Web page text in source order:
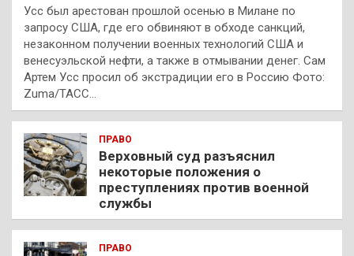
Усс был арестован прошлой осенью в Милане по
запросу США, где его обвиняют в обходе санкций,
незаконном получении военных технологий США и
венесуэльской нефти, а также в отмывании денег. Сам
Артем Усс просил об экстрадиции его в Россию Фото:
Zuma/ТАСС…
ПРАВО
Верховный суд разъяснил
некоторые положения о
преступлениях против военной
службы
ПРАВО